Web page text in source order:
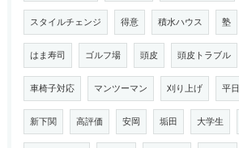
スタイルチェンジ 得意 積水ハウス 塾
はま寿司 ゴルフ場 頭皮 頭皮トラブル
車椅子対応 マンツーマン 刈り上げ 平日
新下関 高評価 安岡 垢田 大学生